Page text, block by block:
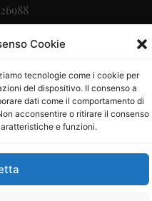
Cookie
tecnologie come i cookie per
del dispositivo. Il consenso a
dati come il comportamento di
acconsentire o ritirare il consenso
e funzioni.
– info@ladigitale.it